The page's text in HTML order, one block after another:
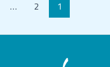
1
2
…